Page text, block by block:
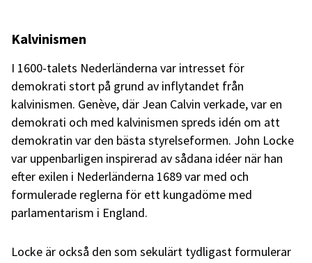
Kalvinismen
I 1600-talets Nederländerna var intresset för
demokrati stort på grund av inflytandet från
kalvinismen. Genève, där Jean Calvin verkade, var en
demokrati och med kalvinismen spreds idén om att
demokratin var den bästa styrelseformen. John Locke
var uppenbarligen inspirerad av sådana idéer när han
efter exilen i Nederländerna 1689 var med och
formulerade reglerna för ett kungadöme med
parlamentarism i England.
Locke är också den som sekulärt tydligast formulerar